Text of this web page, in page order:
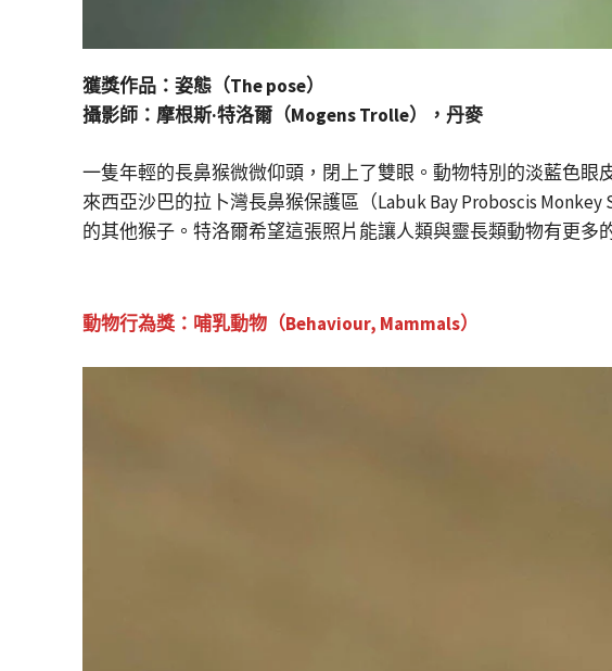
獲獎作品：姿態（The pose）
攝影師：摩根斯·特洛爾（Mogens Trolle），丹麥
一隻年輕的長鼻猴微微仰頭，閉上了雙眼。動物特別的淡藍色
來西亞沙巴的拉卜灣長鼻猴保護區（Labuk Bay Proboscis
的其他猴子。特洛爾希望這張照片能讓人類與靈長類動物有更多
動物行為獎：哺乳動物（Behaviour, Mammals）